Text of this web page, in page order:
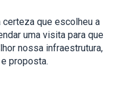
certeza que escolheu a
uma visita para que
nossa infraestrutura,
proposta.